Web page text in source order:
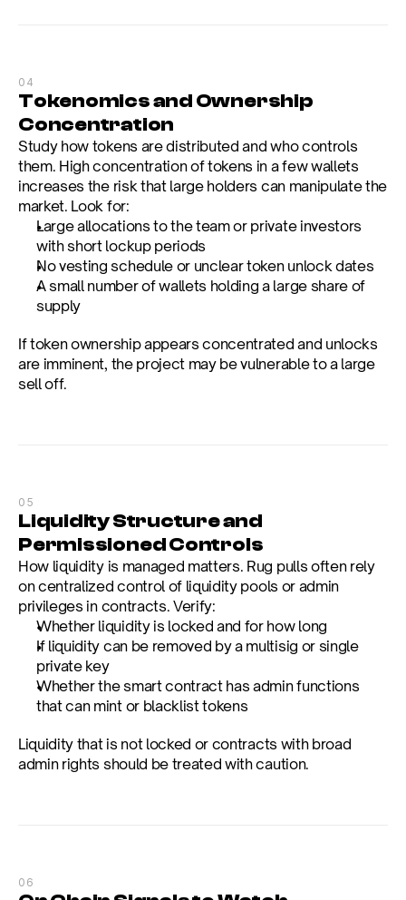
04
Tokenomics and Ownership
Concentration
Study how tokens are distributed and who controls
them. High concentration of tokens in a few wallets
increases the risk that large holders can manipulate the
market. Look for:
Large allocations to the team or private investors
with short lockup periods
No vesting schedule or unclear token unlock dates
A small number of wallets holding a large share of
supply
If token ownership appears concentrated and unlocks
are imminent, the project may be vulnerable to a large
sell off.
05
Liquidity Structure and
Permissioned Controls
How liquidity is managed matters. Rug pulls often rely
on centralized control of liquidity pools or admin
privileges in contracts. Verify:
Whether liquidity is locked and for how long
If liquidity can be removed by a multisig or single
private key
Whether the smart contract has admin functions
that can mint or blacklist tokens
Liquidity that is not locked or contracts with broad
admin rights should be treated with caution.
06